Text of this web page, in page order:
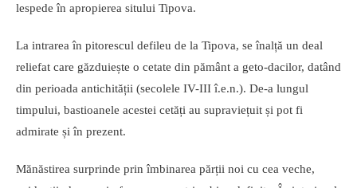
lespede în apropierea sitului Tipova.
La intrarea în pitorescul defileu de la Tipova, se înalță un deal
reliefat care găzduiește o cetate din pământ a geto-dacilor, datând
din perioada antichității (secolele IV-III î.e.n.). De-a lungul
timpului, bastioanele acestei cetăți au supraviețuit și pot fi
admirate și în prezent.
Mănăstirea surprinde prin îmbinarea părții noi cu cea veche,